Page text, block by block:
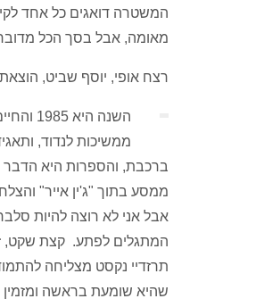
המשטרה דואגים כל אחד
מאומה, אבל בסך הכל מדובר
רצח אופי, יוסף שביט, הוצאת אריה ניר, 2007
השנה
ממשיכות לנדוד,
ברכבת, והספרות היא הדבר
ממסע בתוך "ג'ין אייר"
אבל אני לא רוצה להיות
המתגלים לפתע. קצת שקט,
תרזדיי נקסט מצליחה
שהיא שומעת בראשה